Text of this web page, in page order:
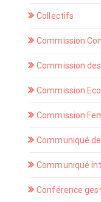
Collectifs
Commission
Commission
Commission
Commission
Communiqué
Communiqué
Conférence